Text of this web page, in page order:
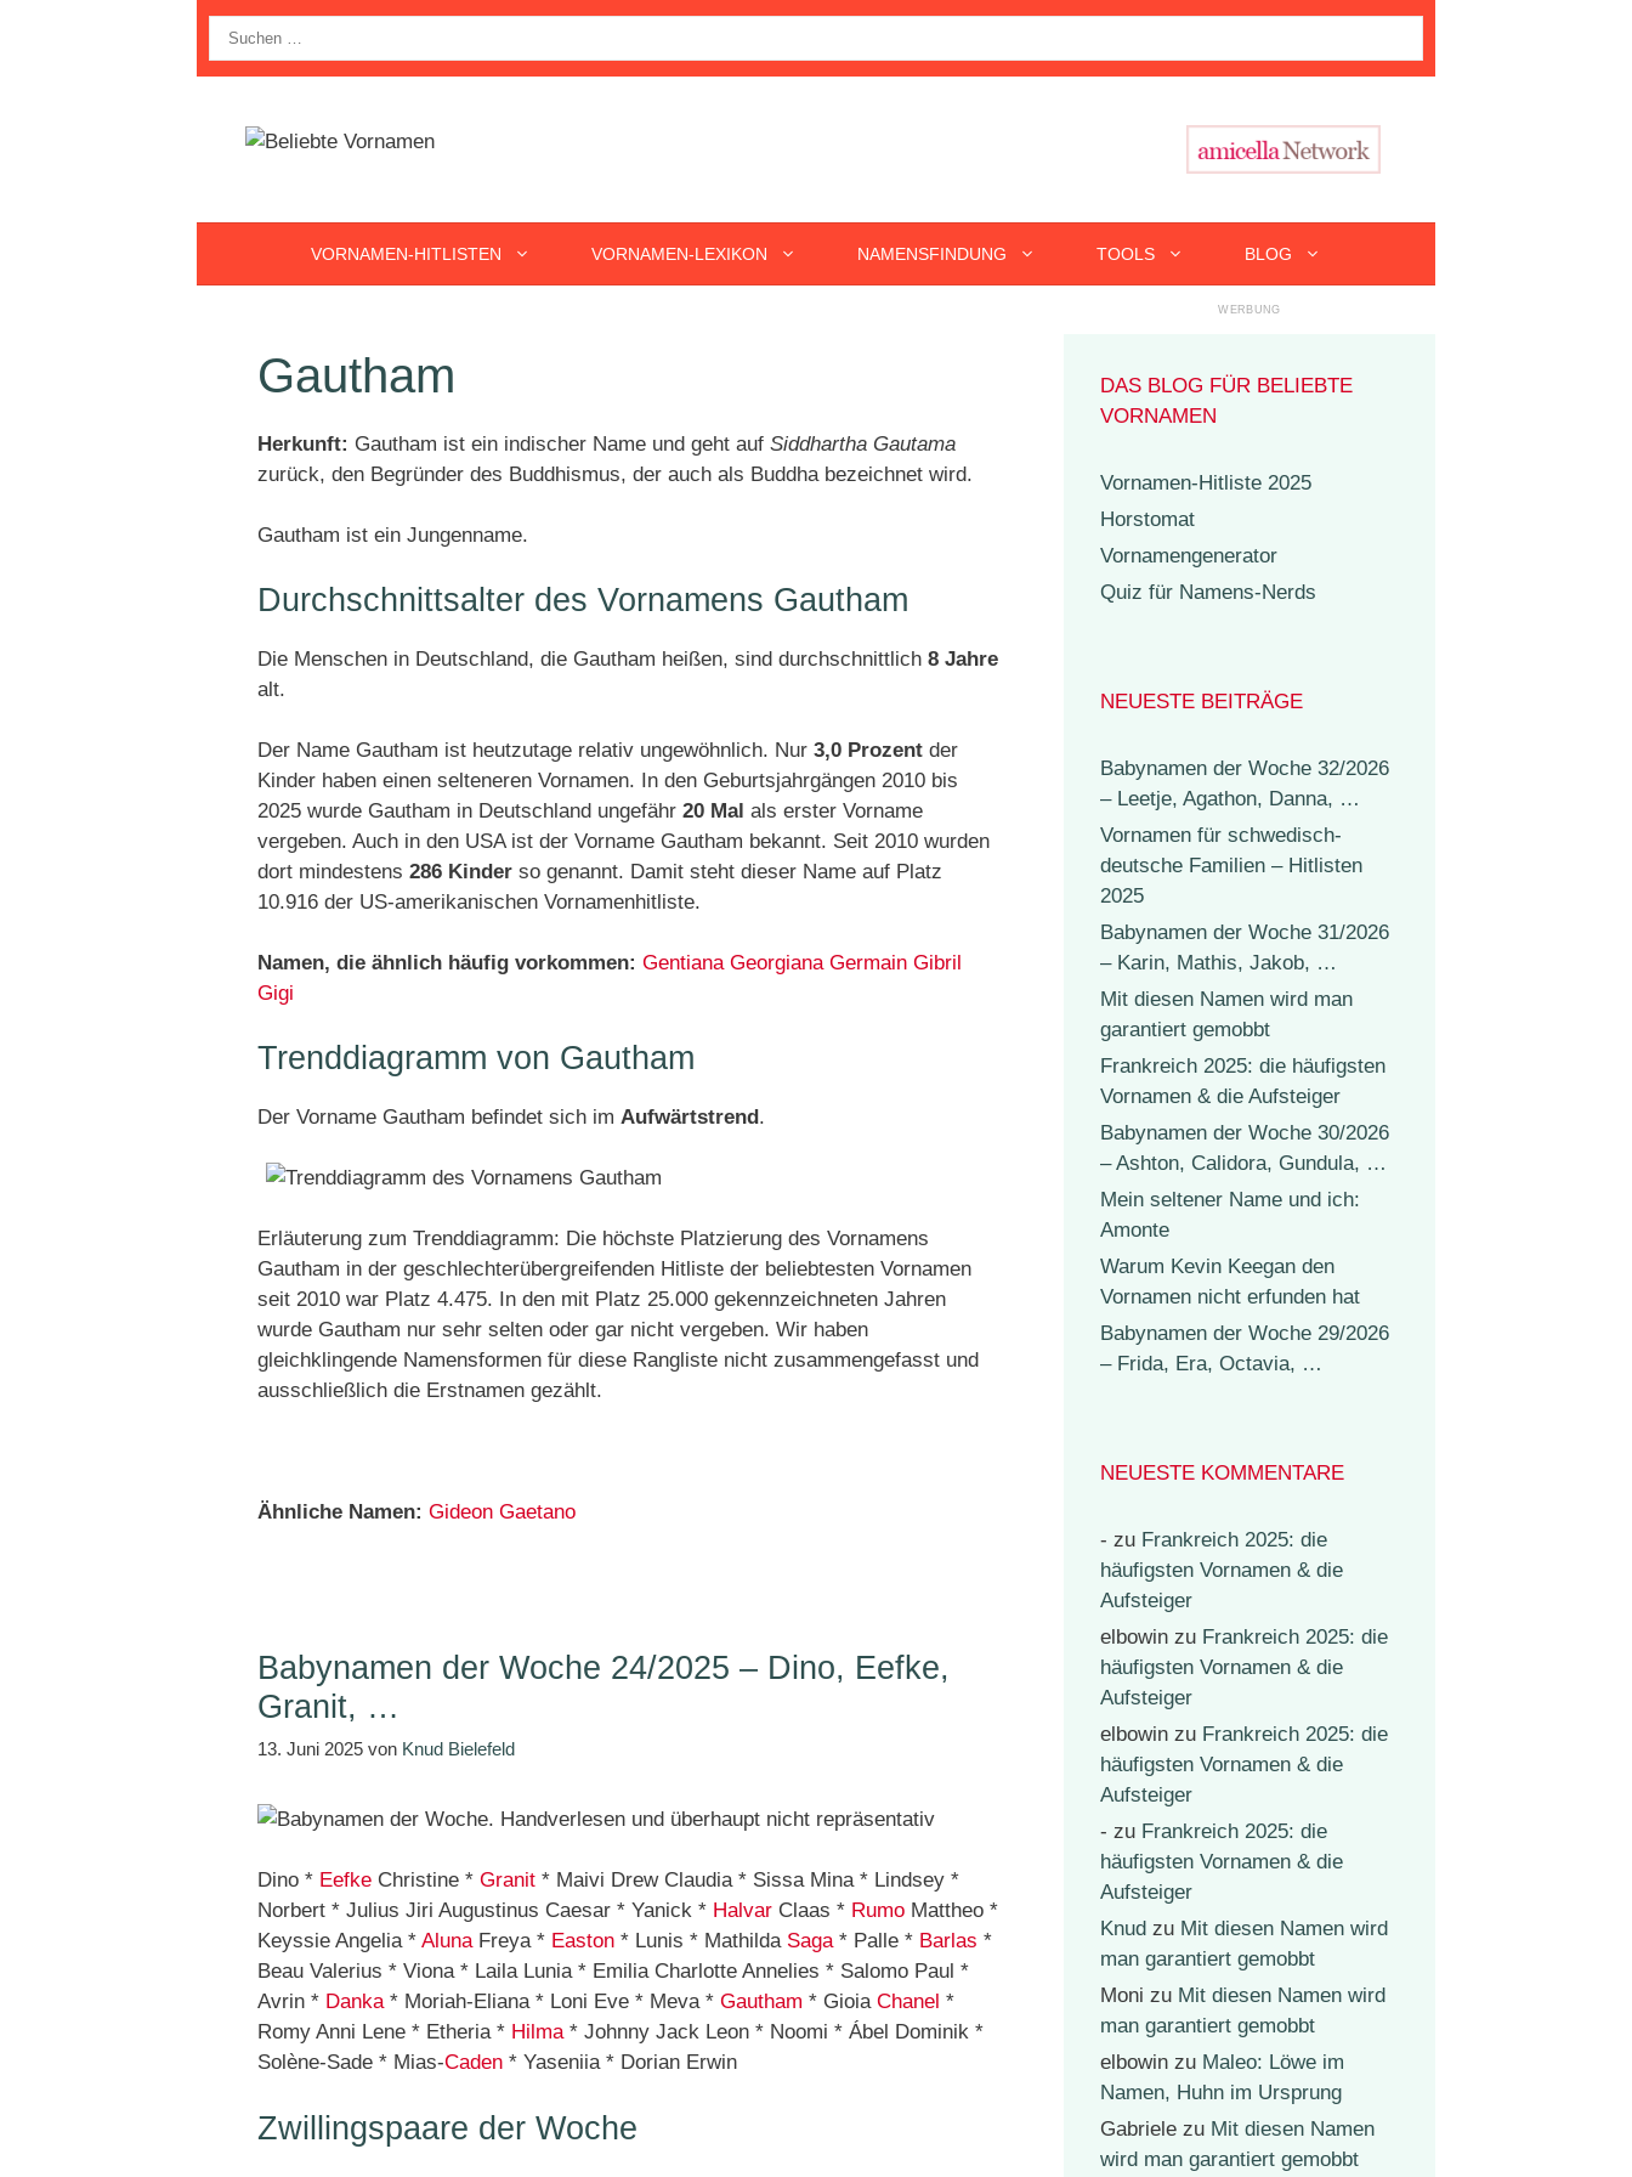
nach:
VORNAMEN-HITLISTEN VORNAMEN-LEXIKON NAMENSFINDUNG TOOLS BLOG
Gautham
Herkunft: Gautham ist ein indischer Name und geht auf Siddhartha Gautama
zurück, den Begründer des Buddhismus, der auch als Buddha bezeichnet wird.
Gautham ist ein Jungenname.
Durchschnittsalter des Vornamens Gautham
Die Menschen in Deutschland, die Gautham heißen, sind durchschnittlich 8 Jahre
alt.
Der Name Gautham ist heutzutage relativ ungewöhnlich. Nur 3,0 Prozent der
Kinder haben einen selteneren Vornamen. In den Geburtsjahrgängen 2010 bis
2025 wurde Gautham in Deutschland ungefähr 20 Mal als erster Vorname
vergeben. Auch in den USA ist der Vorname Gautham bekannt. Seit 2010 wurden
dort mindestens 286 Kinder so genannt. Damit steht dieser Name auf Platz
10.916 der US-amerikanischen Vornamenhitliste.
Namen, die ähnlich häufig vorkommen: Gentiana Georgiana Germain Gibril
Gigi
Trenddiagramm von Gautham
Der Vorname Gautham befindet sich im Aufwärtstrend.
Erläuterung zum Trenddiagramm: Die höchste Platzierung des Vornamens
Gautham in der geschlechterübergreifenden Hitliste der beliebtesten Vornamen
seit 2010 war Platz 4.475. In den mit Platz 25.000 gekennzeichneten Jahren
wurde Gautham nur sehr selten oder gar nicht vergeben. Wir haben
gleichklingende Namensformen für diese Rangliste nicht zusammengefasst und
ausschließlich die Erstnamen gezählt.
Ähnliche Namen: Gideon Gaetano
Babynamen der Woche 24/2025 – Dino, Eefke,
Granit, …
13. Juni 2025 von Knud Bielefeld
Dino * Eefke Christine * Granit * Maivi Drew Claudia * Sissa Mina * Lindsey *
Norbert * Julius Jiri Augustinus Caesar * Yanick * Halvar Claas * Rumo Mattheo *
Keyssie Angelia * AlunaFreya * Easton * Lunis * Mathilda Saga* Palle * Barlas *
Beau Valerius * Viona * Laila Lunia * Emilia Charlotte Annelies * Salomo Paul *
Avrin * Danka* Moriah-Eliana * Loni Eve * Meva * Gautham * Gioia Chanel *
Romy Anni Lene * Etheria * Hilma* Johnny Jack Leon * Noomi * Ábel Dominik *
Solène-Sade * Mias-Caden * Yaseniia * Dorian Erwin
Zwillingspaare der Woche
DAS BLOG FÜR BELIEBTE
VORNAMEN
Vornamen-Hitliste 2025
Horstomat
Vornamengenerator
Quiz für Namens-Nerds
NEUESTE BEITRÄGE
Babynamen der Woche 32/2026
– Leetje, Agathon, Danna, …
Vornamen für schwedisch-
deutsche Familien – Hitlisten
2025
Babynamen der Woche 31/2026
– Karin, Mathis, Jakob, …
Mit diesen Namen wird man
garantiert gemobbt
Frankreich 2025: die häufigsten
Vornamen & die Aufsteiger
Babynamen der Woche 30/2026
– Ashton, Calidora, Gundula, …
Mein seltener Name und ich:
Amonte
Warum Kevin Keegan den
Vornamen nicht erfunden hat
Babynamen der Woche 29/2026
– Frida, Era, Octavia, …
NEUESTE KOMMENTARE
- zu Frankreich 2025: die
häufigsten Vornamen & die
Aufsteiger
elbowin zu Frankreich 2025: die
häufigsten Vornamen & die
Aufsteiger
elbowin zu Frankreich 2025: die
häufigsten Vornamen & die
Aufsteiger
- zu Frankreich 2025: die
häufigsten Vornamen & die
Aufsteiger
Knud zu Mit diesen Namen wird
man garantiert gemobbt
Moni zu Mit diesen Namen wird
man garantiert gemobbt
elbowin zu Maleo: Löwe im
Namen, Huhn im Ursprung
Gabriele zu Mit diesen Namen
wird man garantiert gemobbt